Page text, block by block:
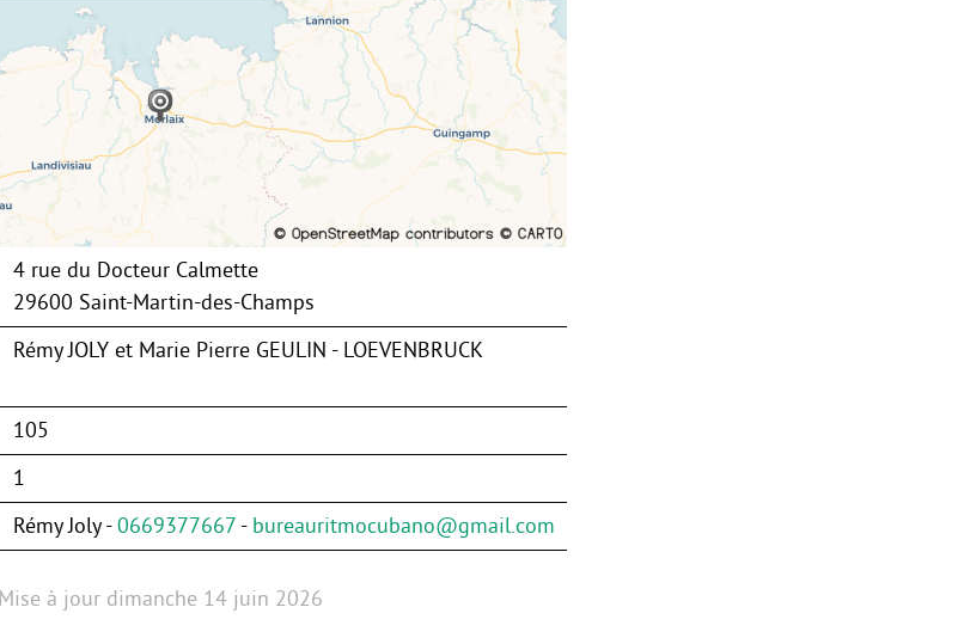
4 rue du Docteur Calmette
29600 Saint-Martin-des-Champs
Rémy JOLY et Marie Pierre GEULIN - LOEVENBRUCK
105
1
Rémy Joly - 0669377667- bureauritmocubano@gmail.com
Mise à jour dimanche 14 juin 2026